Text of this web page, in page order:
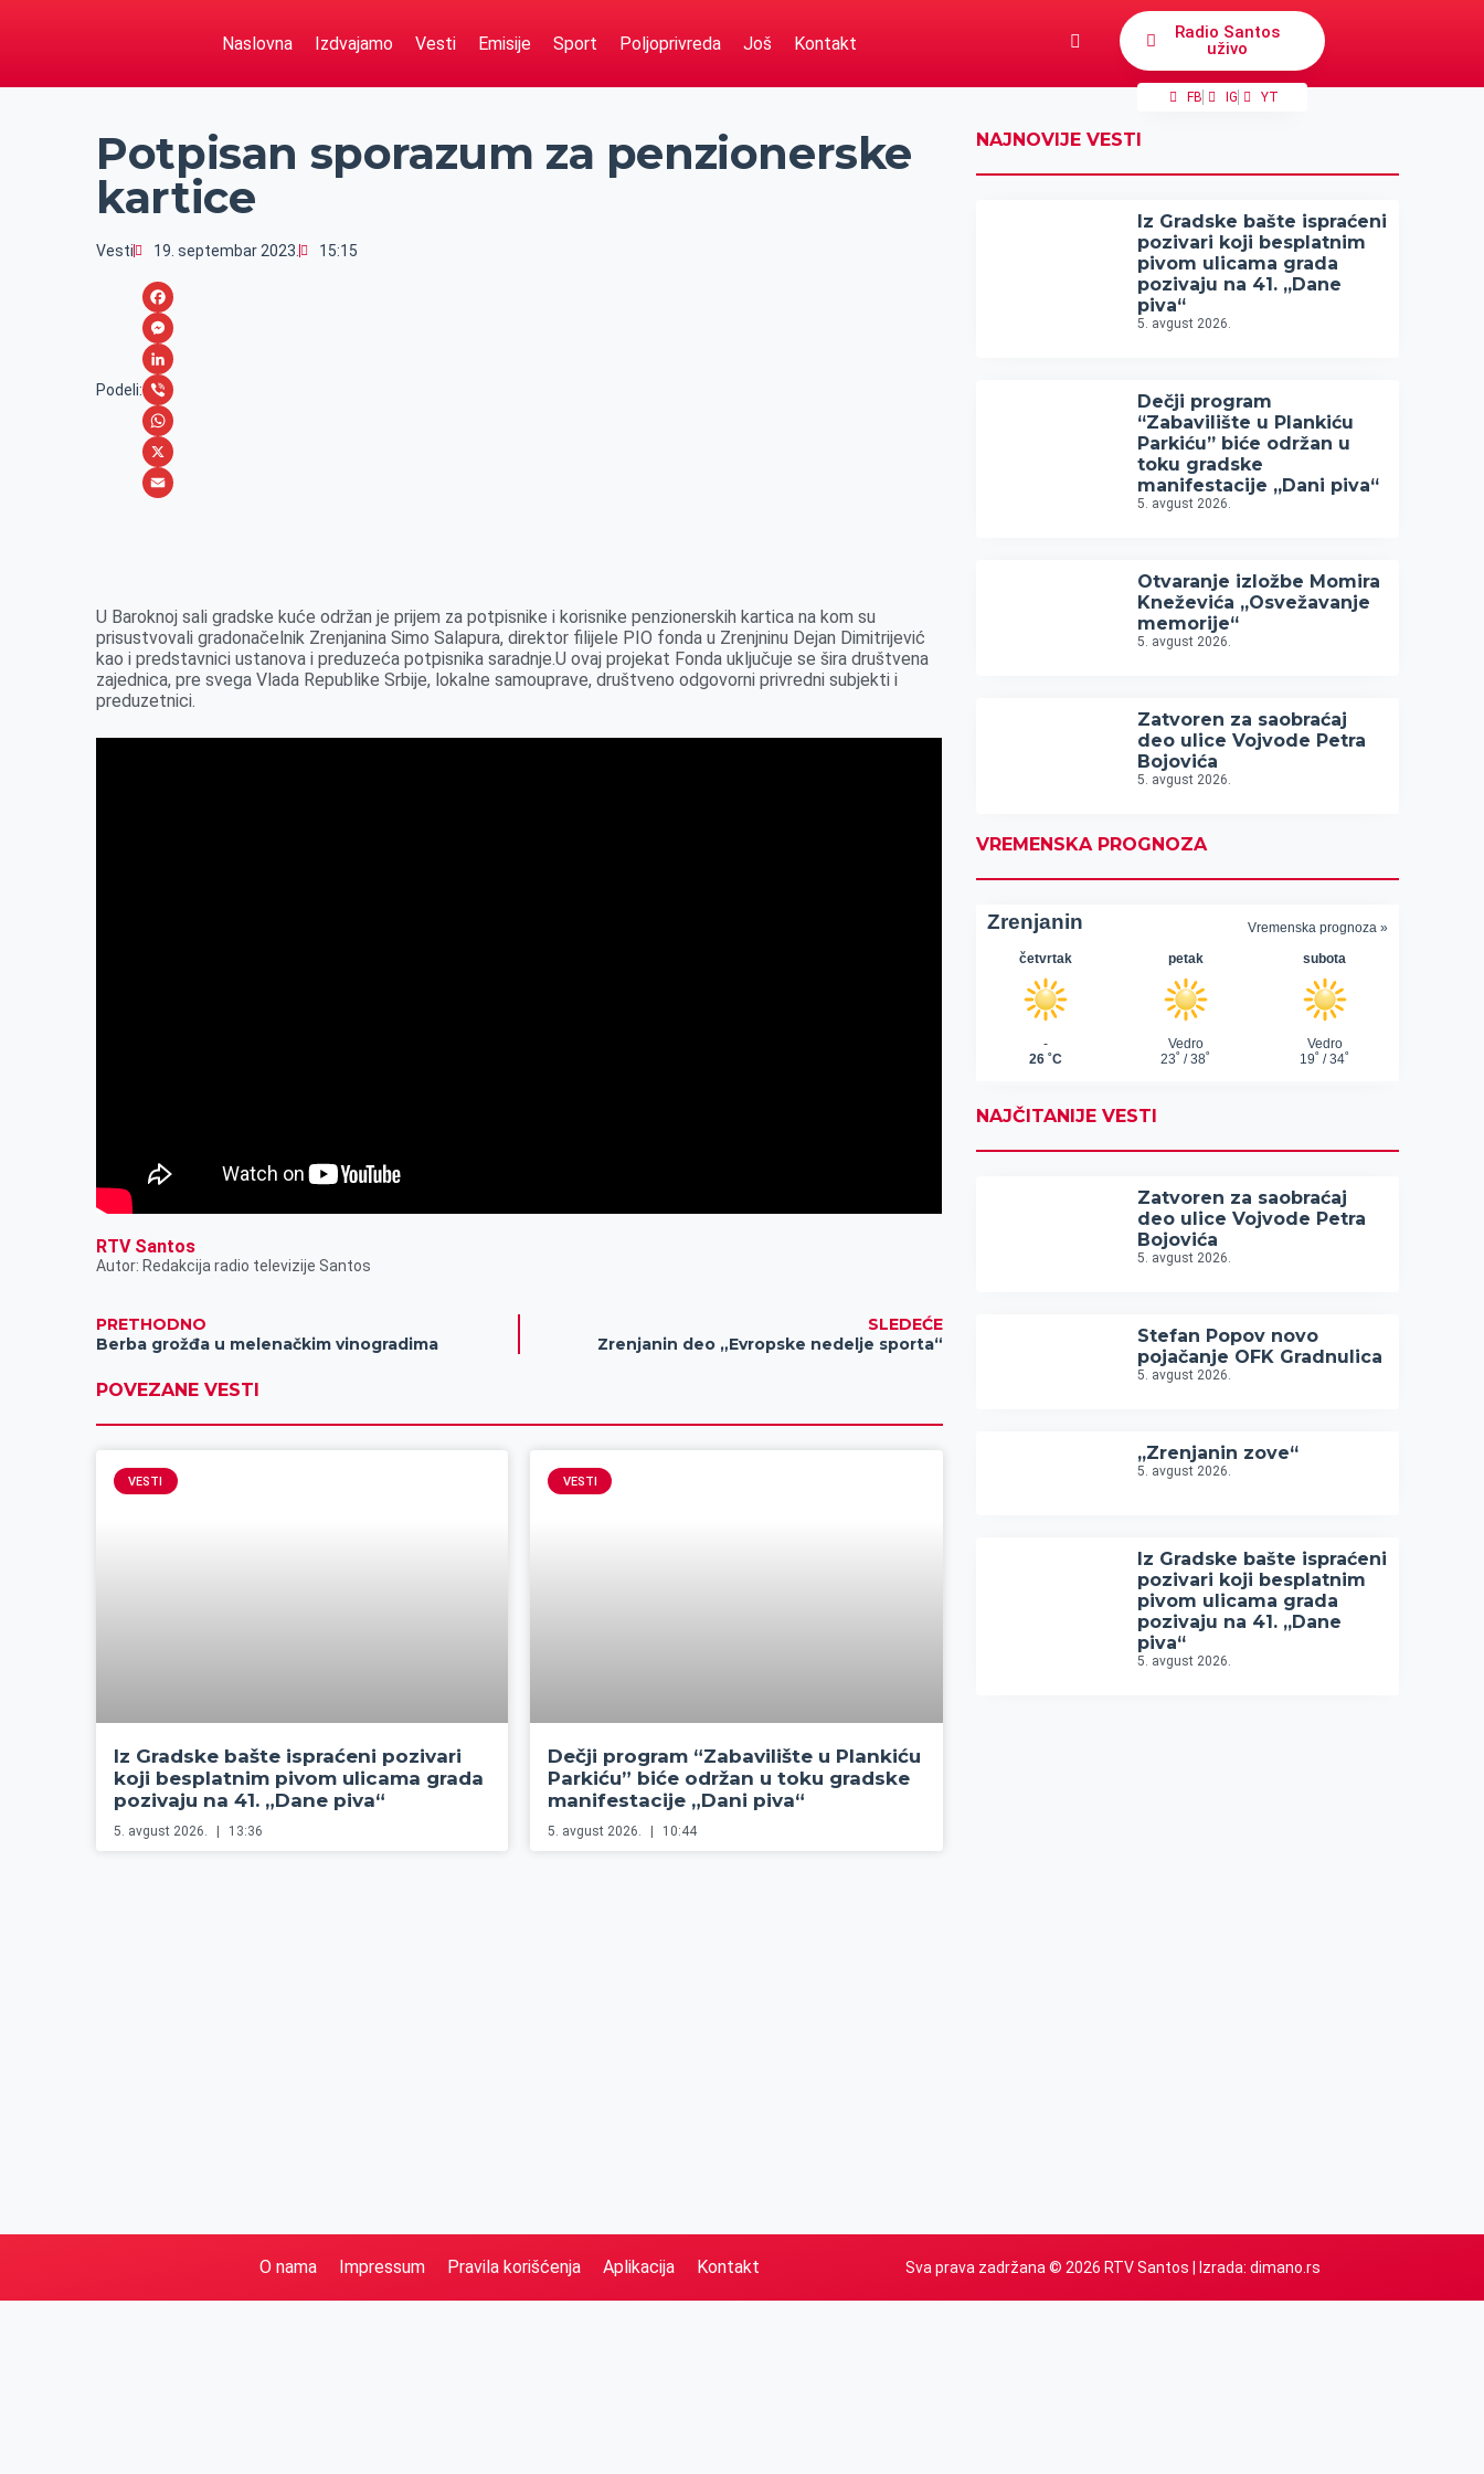
Naslovna Izdvajamo Vesti Emisije Sport Poljoprivreda Još Kontakt
Radio Santos
uživo
FB IG YT
Potpisan sporazum za penzionerske
kartice
Vesti 19. septembar 2023. 15:15
Podeli:
F
a
c
e
b
o
M
e
s
s
e
r
L
i
n
k
n
V
i
b
W
h
A
p
p
X
i
l
U Baroknoj sali gradske kuće održan je prijem za potpisnike i korisnike penzionerskih kartica na kom su
prisustvovali gradonačelnik Zrenjanina Simo Salapura, direktor filijele PIO fonda u Zrenjninu Dejan Dimitrijević
kao i predstavnici ustanova i preduzeća potpisnika saradnje.U ovaj projekat Fonda uključuje se šira društvena
zajednica, pre svega Vlada Republike Srbije, lokalne samouprave, društveno odgovorni privredni subjekti i
preduzetnici.
RTV Santos
Autor: Redakcija radio televizije Santos
PRETHODNO
Berba grožđa u melenačkim vinogradima
SLEDEĆE
Zrenjanin deo „Evropske nedelje sporta“
POVEZANE VESTI
VESTI
Iz Gradske bašte ispraćeni pozivari
koji besplatnim pivom ulicama grada
pozivaju na 41. „Dane piva“
5. avgust 2026. 13:36
VESTI
Dečji program “Zabavilište u Plankiću
Parkiću” biće održan u toku gradske
manifestacije „Dani piva“
5. avgust 2026. 10:44
NAJNOVIJE VESTI
Iz Gradske bašte ispraćeni
pozivari koji besplatnim
pivom ulicama grada
pozivaju na 41. „Dane
piva“
5. avgust 2026.
Dečji program
“Zabavilište u Plankiću
Parkiću” biće održan u
toku gradske
manifestacije „Dani piva“
5. avgust 2026.
Otvaranje izložbe Momira
Kneževića „Osvežavanje
memorije“
5. avgust 2026.
Zatvoren za saobraćaj
deo ulice Vojvode Petra
Bojovića
5. avgust 2026.
VREMENSKA PROGNOZA
NAJČITANIJE VESTI
Zatvoren za saobraćaj
deo ulice Vojvode Petra
Bojovića
5. avgust 2026.
Stefan Popov novo
pojačanje OFK Gradnulica
5. avgust 2026.
„Zrenjanin zove“
5. avgust 2026.
Iz Gradske bašte ispraćeni
pozivari koji besplatnim
pivom ulicama grada
pozivaju na 41. „Dane
piva“
5. avgust 2026.
O nama Impressum Pravila korišćenja Aplikacija Kontakt Sva prava zadržana © 2026 RTV Santos | Izrada: dimano.rs